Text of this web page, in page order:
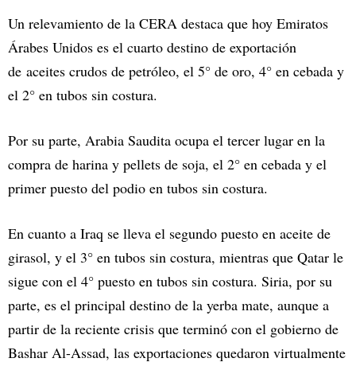
Un relevamiento de la CERA destaca que hoy Emiratos
Árabes Unidos es el cuarto destino de exportación
de aceites crudos de petróleo, el 5° de oro, 4° en cebada y
el 2° en tubos sin costura.
Por su parte, Arabia Saudita ocupa el tercer lugar en la
compra de harina y pellets de soja, el 2° en cebada y el
primer puesto del podio en tubos sin costura.
En cuanto a Iraq se lleva el segundo puesto en aceite de
girasol, y el 3° en tubos sin costura, mientras que Qatar le
sigue con el 4° puesto en tubos sin costura. Siria, por su
parte, es el principal destino de la yerba mate, aunque a
partir de la reciente crisis que terminó con el gobierno de
Bashar Al-Assad, las exportaciones quedaron virtualmente